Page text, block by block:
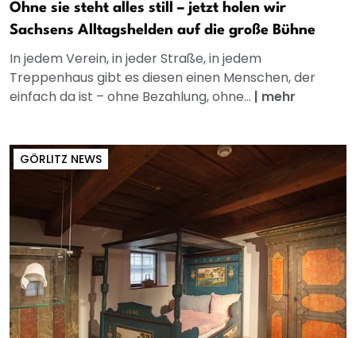
Ohne sie steht alles still – jetzt holen wir
Sachsens Alltagshelden auf die große Bühne
In jedem Verein, in jeder Straße, in jedem
Treppenhaus gibt es diesen einen Menschen, der
einfach da ist – ohne Bezahlung, ohne... | mehr
GÖRLITZ NEWS